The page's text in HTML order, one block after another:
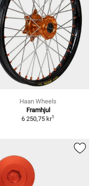
Haan Wheels
Framhjul
6 250,75 kr1